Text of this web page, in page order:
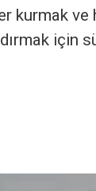
ve
için